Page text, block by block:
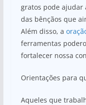
gratos pode ajudar
das bênçãos que
Além disso, a
ferramentas
fortalecer nossa
Orientações para
Aqueles que